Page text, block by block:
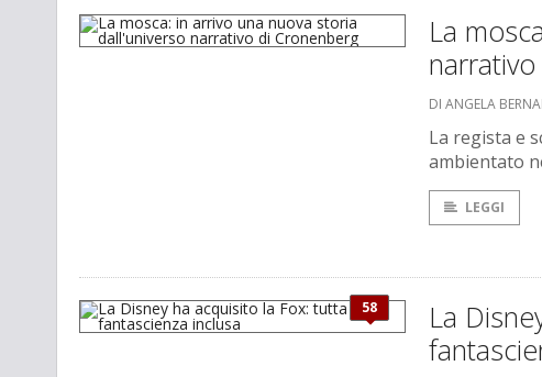
La
DI ANGELA
La regista e
ambientato
LEGGI
58
La